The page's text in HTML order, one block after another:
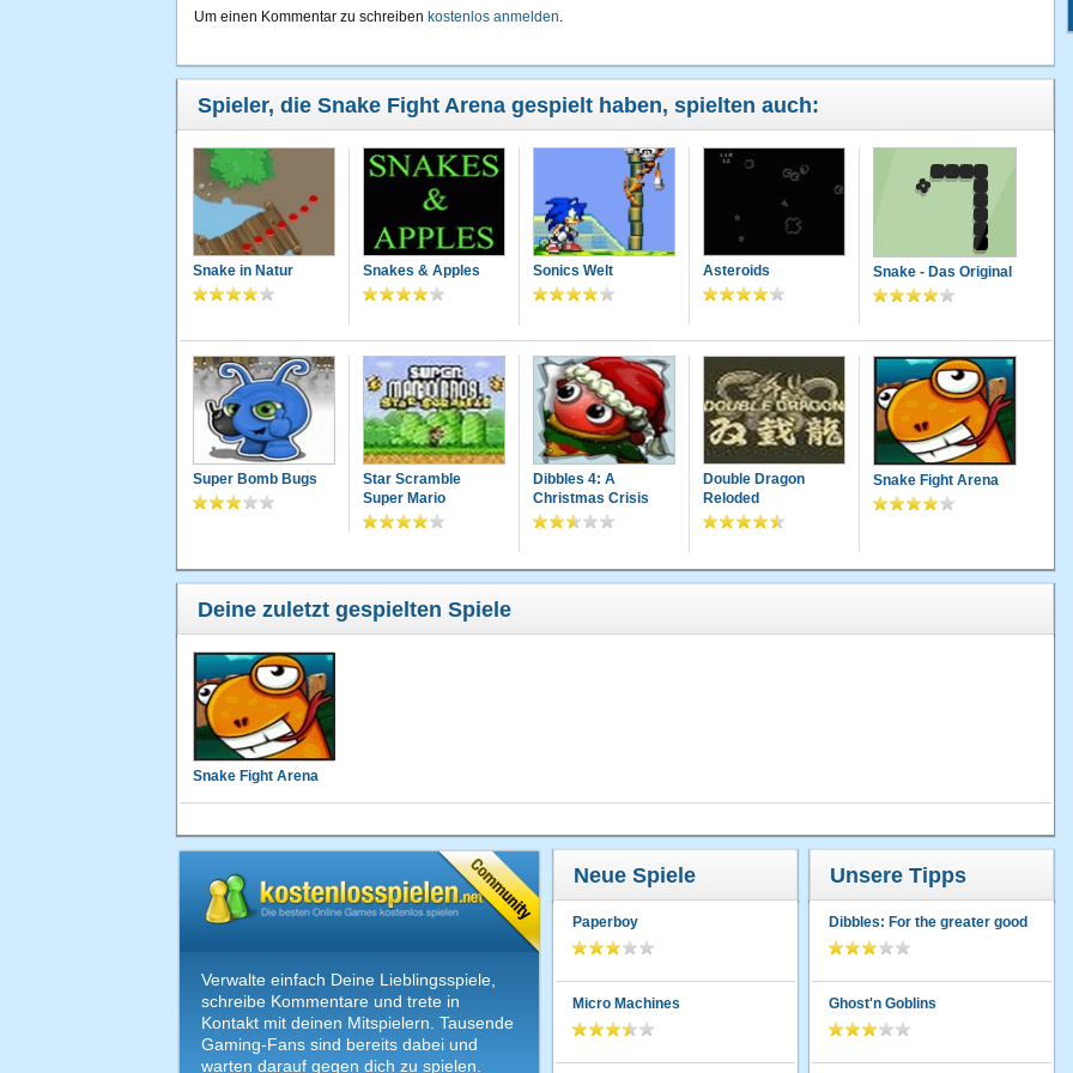
Um einen Kommentar zu schreiben kostenlos anmelden.
Spieler, die Snake Fight Arena gespielt haben, spielten auch:
Snake in Natur Snakes & Apples Sonics Welt Asteroids Snake - Das Original
Super Bomb Bugs
Star Scramble
Super Mario
Dibbles 4: A
Christmas Crisis
Double Dragon
Reloded
Snake Fight Arena
Deine zuletzt gespielten Spiele
Snake Fight Arena
Verwalte einfach Deine Lieblingsspiele,
schreibe Kommentare und trete in
Kontakt mit deinen Mitspielern. Tausende
Gaming-Fans sind bereits dabei und
warten darauf gegen dich zu spielen.
Neue Spiele
Paperboy
Micro Machines
Unsere Tipps
Dibbles: For the greater good
Ghost'n Goblins